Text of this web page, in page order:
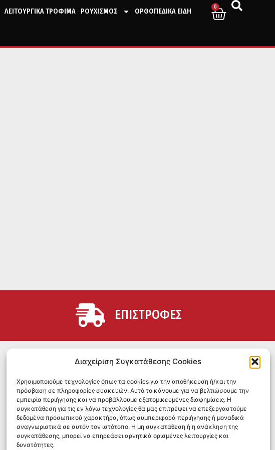
Διαχείριση Συγκατάθεσης Cookies
Χρησιμοποιούμε τεχνολογίες όπως τα cookies για την αποθήκευση ή/και την
πρόσβαση σε πληροφορίες συσκευών. Αυτό το κάνουμε για να βελτιώσουμε την
εμπειρία περιήγησης και να προβάλλουμε εξατομικευμένες διαφημίσεις. Η
συγκατάθεση για τις εν λόγω τεχνολογίες θα μας επιτρέψει να επεξεργαστούμε
δεδομένα προσωπικού χαρακτήρα, όπως συμπεριφορά περιήγησης ή μοναδικά
αναγνωριστικά σε αυτόν τον ιστότοπο. Η μη συγκατάθεση ή η ανάκληση της
συγκατάθεσης, μπορεί να επηρεάσει αρνητικά ορισμένες λειτουργίες και
δυνατότητες.
ΛΕΙΤΟΥΡΓΙΚΑ ΤΡΟΦΙΜΑ ΡΟΥΧΙΣΜΟΣ ΟΡΘΟΠΕΔΙΚΑ ΕΙΔΗ
0
ΕΠΙΣΤΡΟΦΕΣ
SOCIAL MEDIA